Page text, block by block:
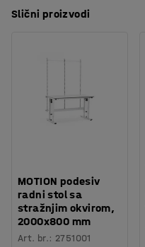
Slični proizvodi
MOTION podesiv
radni stol sa
stražnjim okvirom,
2000x800 mm
Art. br.: 2751001